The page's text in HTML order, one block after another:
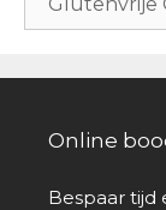
Online
Bespaar tijd